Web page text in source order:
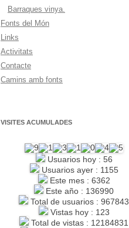
Barraques vinya.
Fonts del Món
Links
Activitats
Contacte
Camins amb fonts
VISITES ACUMULADES
Usuarios hoy : 56
Usuarios ayer : 1155
Este mes : 6362
Este año : 136990
Total de usuarios : 967843
Vistas hoy : 123
Total de vistas : 12184831